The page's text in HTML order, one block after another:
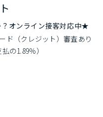
オンライン接客対応中★
（クレジット）審査あり
の1.89％）